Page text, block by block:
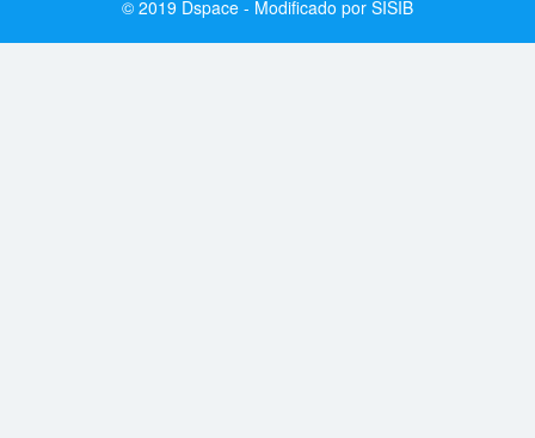
© 2019 Dspace - Modificado por SISIB